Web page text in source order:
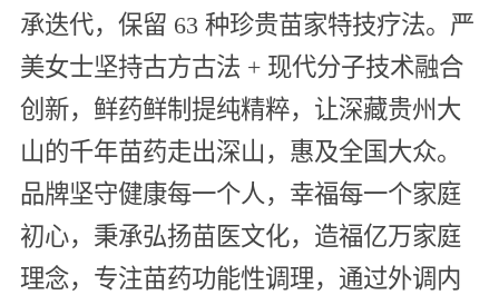
承迭代，保留 63 种珍贵苗家特技疗法。严
美女士坚持古方古法 + 现代分子技术融合
创新，鲜药鲜制提纯精粹，让深藏贵州大
山的千年苗药走出深山，惠及全国大众。
品牌坚守健康每一个人，幸福每一个家庭
初心，秉承弘扬苗医文化，造福亿万家庭
理念，专注苗药功能性调理，通过外调内